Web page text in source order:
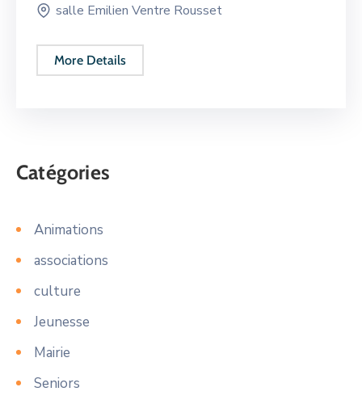
salle Emilien Ventre Rousset
More Details
Catégories
Animations
associations
culture
Jeunesse
Mairie
Seniors